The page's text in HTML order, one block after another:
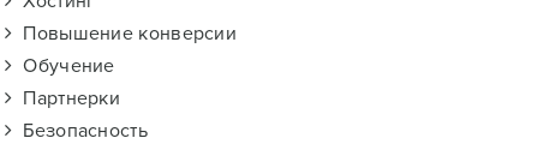
Повышение конверсии
Обучение
Партнерки
Безопасность